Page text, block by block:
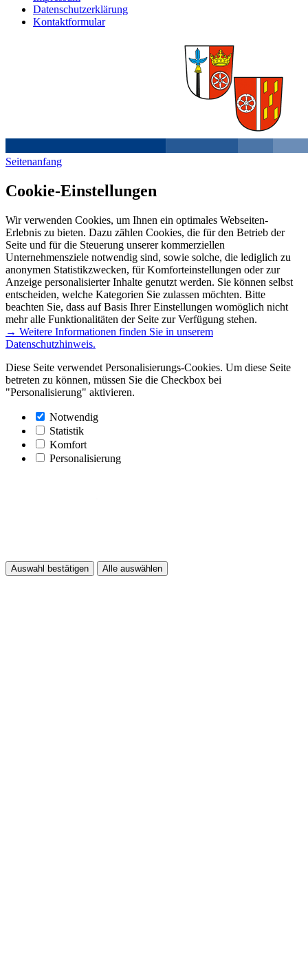
Datenschutzerklärung
Kontaktformular
Seitenanfang
Cookie-Einstellungen
Wir verwenden Cookies, um Ihnen ein optimales Webseiten-
Erlebnis zu bieten. Dazu zählen Cookies, die für den Betrieb der
Seite und für die Steuerung unserer kommerziellen
Unternehmensziele notwendig sind, sowie solche, die lediglich zu
anonymen Statistikzwecken, für Komforteinstellungen oder zur
Anzeige personalisierter Inhalte genutzt werden. Sie können selbst
entscheiden, welche Kategorien Sie zulassen möchten. Bitte
beachten Sie, dass auf Basis Ihrer Einstellungen womöglich nicht
mehr alle Funktionalitäten der Seite zur Verfügung stehen.
→ Weitere Informationen finden Sie in unserem
Datenschutzhinweis.
Diese Seite verwendet Personalisierungs-Cookies. Um diese Seite
betreten zu können, müssen Sie die Checkbox bei
"Personalisierung" aktivieren.
Notwendig
Statistik
Komfort
Personalisierung
Auswahl bestätigen Alle auswählen